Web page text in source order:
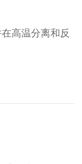
高温分离和反